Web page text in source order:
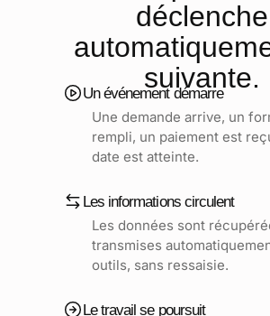
déclenche
suivante.
Un événement démarre
Une demande arrive, un
rempli, un paiement est
date est atteinte.
Les informations circulent
Les données sont
transmises
outils, sans ressaisie.
Le travail se poursuit